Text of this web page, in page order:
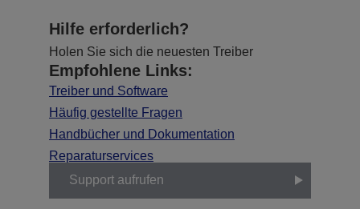
Hilfe erforderlich?
Holen Sie sich die neuesten Treiber
Empfohlene Links:
Treiber und Software
Häufig gestellte Fragen
Handbücher und Dokumentation
Reparaturservices
Support aufrufen